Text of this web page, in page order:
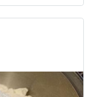
でもできる理由
んやの生地作り